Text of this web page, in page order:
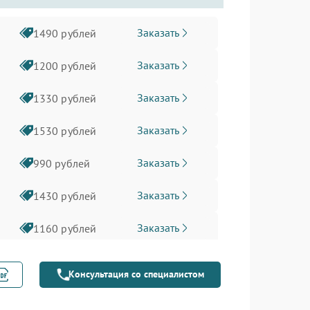
1490 рублей Заказать
1200 рублей Заказать
1330 рублей Заказать
1530 рублей Заказать
990 рублей Заказать
1430 рублей Заказать
1160 рублей Заказать
990 рублей Заказать
Консультация со специалистом